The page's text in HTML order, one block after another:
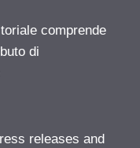
comprende
di
releases and